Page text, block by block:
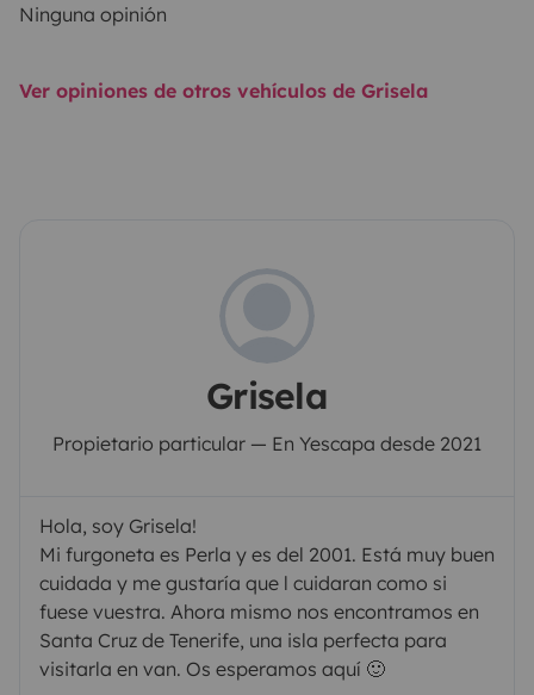
Ninguna opinión
Ver opiniones de otros vehículos de Grisela
Grisela
Propietario particular — En Yescapa desde 2021
Hola, soy Grisela!
Mi furgoneta es Perla y es del 2001. Está muy buen
cuidada y me gustaría que l cuidaran como si
fuese vuestra. Ahora mismo nos encontramos en
Santa Cruz de Tenerife, una isla perfecta para
visitarla en van. Os esperamos aquí 🙂